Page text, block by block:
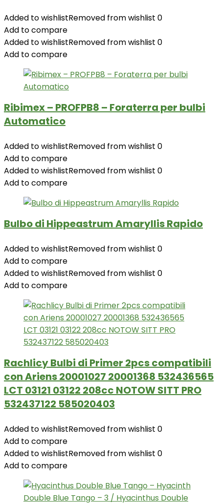
Added to wishlistRemoved from wishlist 0
Add to compare
Added to wishlistRemoved from wishlist 0
Add to compare
Ribimex – PROFPB8 – Foraterra per bulbi
Automatico
Added to wishlistRemoved from wishlist 0
Add to compare
Added to wishlistRemoved from wishlist 0
Add to compare
Bulbo di Hippeastrum Amaryllis Rapido
Added to wishlistRemoved from wishlist 0
Add to compare
Added to wishlistRemoved from wishlist 0
Add to compare
Rachlicy Bulbi di Primer 2pcs compatibili
con Ariens 20001027 20001368 532436565
LCT 03121 03122 208cc NOTOW SITT PRO
532437122 585020403
Added to wishlistRemoved from wishlist 0
Add to compare
Added to wishlistRemoved from wishlist 0
Add to compare